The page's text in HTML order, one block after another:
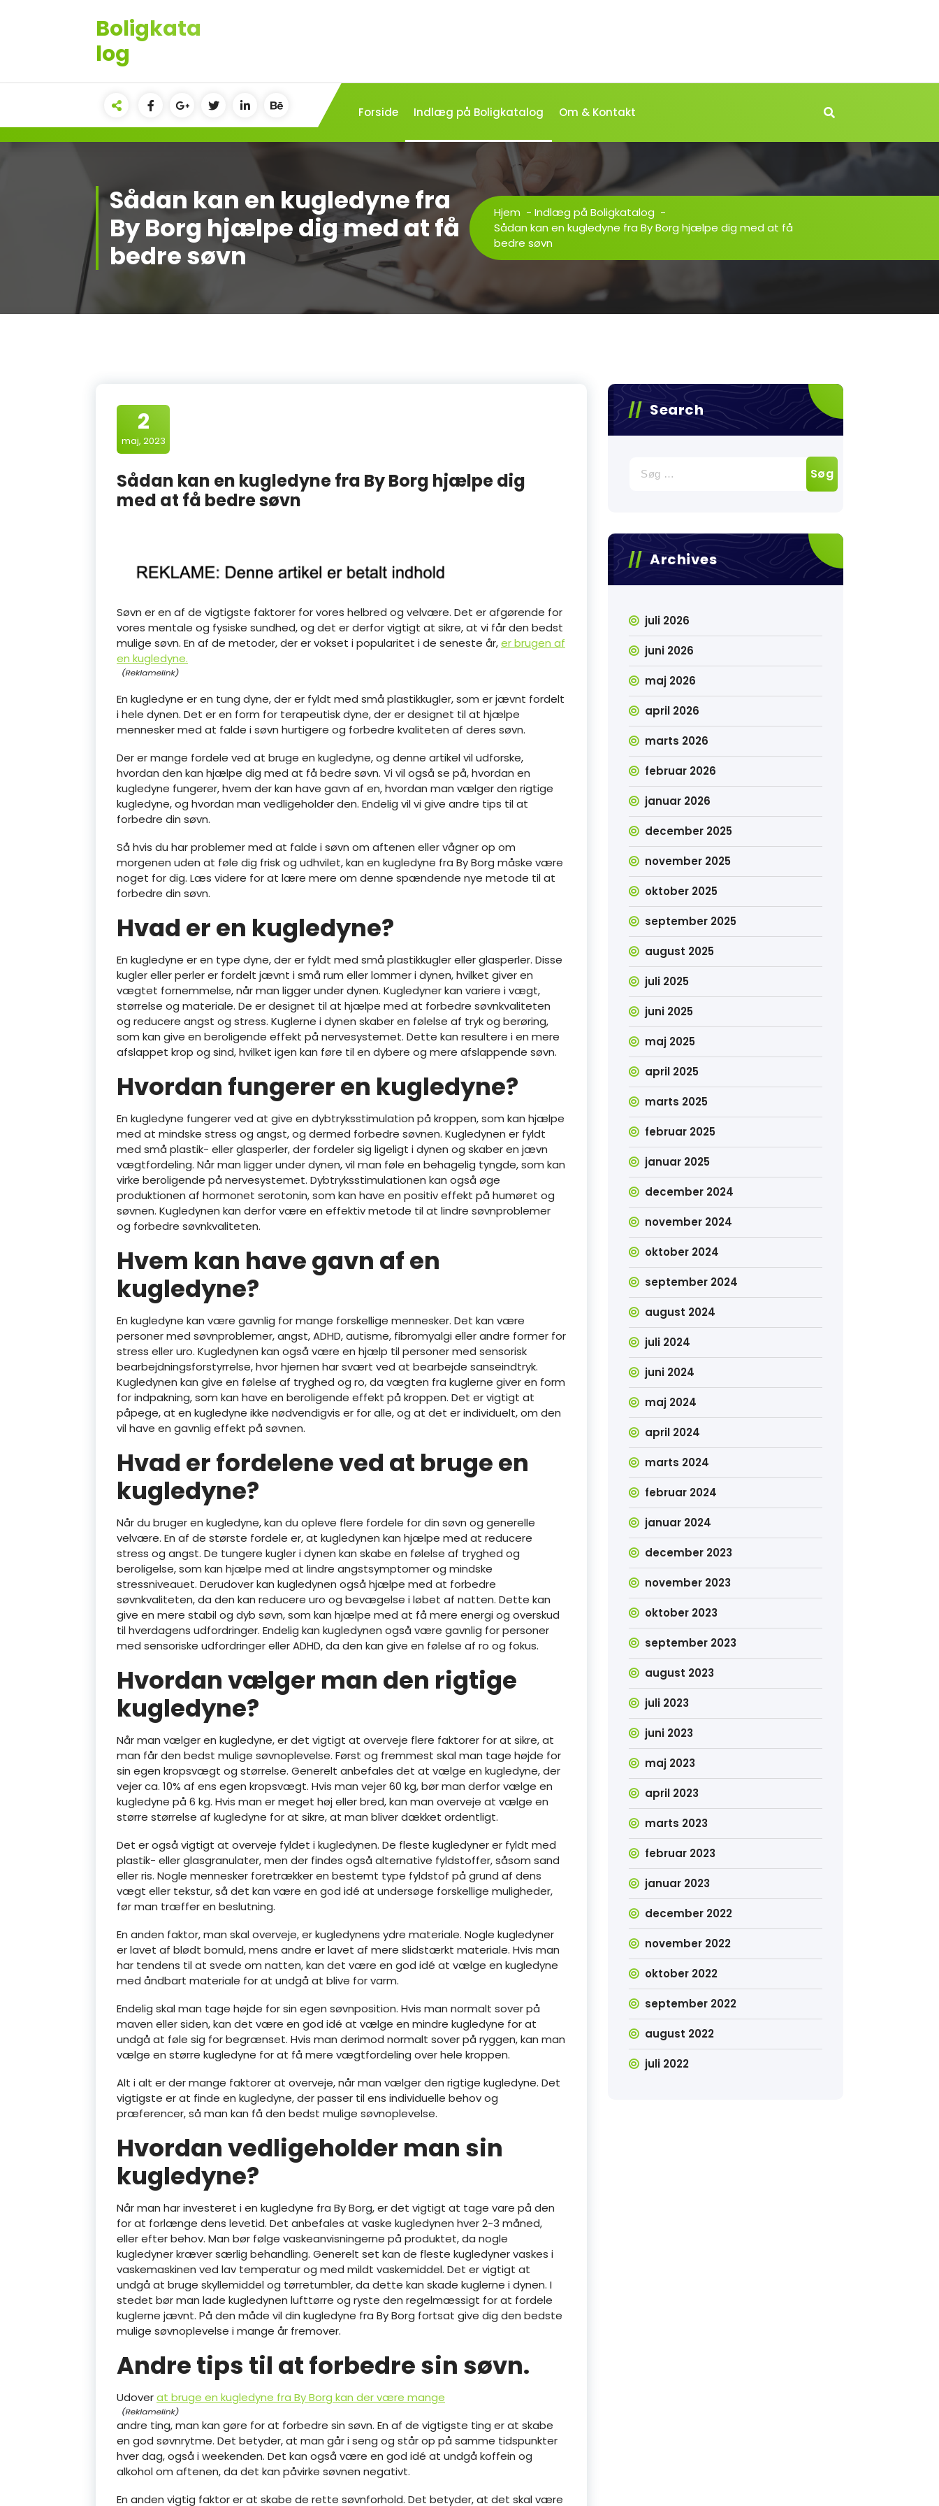
Boligkata
log
Forside Indlæg på Boligkatalog Om & Kontakt
Sådan kan en kugledyne fra
By Borg hjælpe dig med at få
bedre søvn
Hjem - Indlæg på Boligkatalog -
Sådan kan en kugledyne fra By Borg hjælpe dig med at få
bedre søvn
2
maj, 2023
Sådan kan en kugledyne fra By Borg hjælpe dig
med at få bedre søvn
Søvn er en af ​​de vigtigste faktorer for vores helbred og velvære. Det er afgørende for
vores mentale og fysiske sundhed, og det er derfor vigtigt at sikre, at vi får den bedst
mulige søvn. En af de metoder, der er vokset i popularitet i de seneste år,er brugen af
en kugledyne.
En kugledyne er en tung dyne, der er fyldt med små plastikkugler, som er jævnt fordelt
i hele dynen. Det er en form for terapeutisk dyne, der er designet til at hjælpe
mennesker med at falde i søvn hurtigere og forbedre kvaliteten af deres søvn.
Der er mange fordele ved at bruge en kugledyne, og denne artikel vil udforske,
hvordan den kan hjælpe dig med at få bedre søvn. Vi vil også se på, hvordan en
kugledyne fungerer, hvem der kan have gavn af en, hvordan man vælger den rigtige
kugledyne, og hvordan man vedligeholder den. Endelig vil vi give andre tips til at
forbedre din søvn.
Så hvis du har problemer med at falde i søvn om aftenen eller vågner op om
morgenen uden at føle dig frisk og udhvilet, kan en kugledyne fra By Borg måske være
noget for dig. Læs videre for at lære mere om denne spændende nye metode til at
forbedre din søvn.
Hvad er en kugledyne?
En kugledyne er en type dyne, der er fyldt med små plastikkugler eller glasperler. Disse
kugler eller perler er fordelt jævnt i små rum eller lommer i dynen, hvilket giver en
vægtet fornemmelse, når man ligger under dynen. Kugledyner kan variere i vægt,
størrelse og materiale. De er designet til at hjælpe med at forbedre søvnkvaliteten
og reducere angst og stress. Kuglerne i dynen skaber en følelse af tryk og berøring,
som kan give en beroligende effekt på nervesystemet. Dette kan resultere i en mere
afslappet krop og sind, hvilket igen kan føre til en dybere og mere afslappende søvn.
Hvordan fungerer en kugledyne?
En kugledyne fungerer ved at give en dybtryksstimulation på kroppen, som kan hjælpe
med at mindske stress og angst, og dermed forbedre søvnen. Kugledynen er fyldt
med små plastik- eller glasperler, der fordeler sig ligeligt i dynen og skaber en jævn
vægtfordeling. Når man ligger under dynen, vil man føle en behagelig tyngde, som kan
virke beroligende på nervesystemet. Dybtryksstimulationen kan også øge
produktionen af hormonet serotonin, som kan have en positiv effekt på humøret og
søvnen. Kugledynen kan derfor være en effektiv metode til at lindre søvnproblemer
og forbedre søvnkvaliteten.
Hvem kan have gavn af en
kugledyne?
En kugledyne kan være gavnlig for mange forskellige mennesker. Det kan være
personer med søvnproblemer, angst, ADHD, autisme, fibromyalgi eller andre former for
stress eller uro. Kugledynen kan også være en hjælp til personer med sensorisk
bearbejdningsforstyrrelse, hvor hjernen har svært ved at bearbejde sanseindtryk.
Kugledynen kan give en følelse af tryghed og ro, da vægten fra kuglerne giver en form
for indpakning, som kan have en beroligende effekt på kroppen. Det er vigtigt at
påpege, at en kugledyne ikke nødvendigvis er for alle, og at det er individuelt, om den
vil have en gavnlig effekt på søvnen.
Hvad er fordelene ved at bruge en
kugledyne?
Når du bruger en kugledyne, kan du opleve flere fordele for din søvn og generelle
velvære. En af de største fordele er, at kugledynen kan hjælpe med at reducere
stress og angst. De tungere kugler i dynen kan skabe en følelse af tryghed og
beroligelse, som kan hjælpe med at lindre angstsymptomer og mindske
stressniveauet. Derudover kan kugledynen også hjælpe med at forbedre
søvnkvaliteten, da den kan reducere uro og bevægelse i løbet af natten. Dette kan
give en mere stabil og dyb søvn, som kan hjælpe med at få mere energi og overskud
til hverdagens udfordringer. Endelig kan kugledynen også være gavnlig for personer
med sensoriske udfordringer eller ADHD, da den kan give en følelse af ro og fokus.
Hvordan vælger man den rigtige
kugledyne?
Når man vælger en kugledyne, er det vigtigt at overveje flere faktorer for at sikre, at
man får den bedst mulige søvnoplevelse. Først og fremmest skal man tage højde for
sin egen kropsvægt og størrelse. Generelt anbefales det at vælge en kugledyne, der
vejer ca. 10% af ens egen kropsvægt. Hvis man vejer 60 kg, bør man derfor vælge en
kugledyne på 6 kg. Hvis man er meget høj eller bred, kan man overveje at vælge en
større størrelse af kugledyne for at sikre, at man bliver dækket ordentligt.
Det er også vigtigt at overveje fyldet i kugledynen. De fleste kugledyner er fyldt med
plastik- eller glasgranulater, men der findes også alternative fyldstoffer, såsom sand
eller ris. Nogle mennesker foretrækker en bestemt type fyldstof på grund af dens
vægt eller tekstur, så det kan være en god idé at undersøge forskellige muligheder,
før man træffer en beslutning.
En anden faktor, man skal overveje, er kugledynens ydre materiale. Nogle kugledyner
er lavet af blødt bomuld, mens andre er lavet af mere slidstærkt materiale. Hvis man
har tendens til at svede om natten, kan det være en god idé at vælge en kugledyne
med åndbart materiale for at undgå at blive for varm.
Endelig skal man tage højde for sin egen søvnposition. Hvis man normalt sover på
maven eller siden, kan det være en god idé at vælge en mindre kugledyne for at
undgå at føle sig for begrænset. Hvis man derimod normalt sover på ryggen, kan man
vælge en større kugledyne for at få mere vægtfordeling over hele kroppen.
Alt i alt er der mange faktorer at overveje, når man vælger den rigtige kugledyne. Det
vigtigste er at finde en kugledyne, der passer til ens individuelle behov og
præferencer, så man kan få den bedst mulige søvnoplevelse.
Hvordan vedligeholder man sin
kugledyne?
Når man har investeret i en kugledyne fra By Borg, er det vigtigt at tage vare på den
for at forlænge dens levetid. Det anbefales at vaske kugledynen hver 2-3 måned,
eller efter behov. Man bør følge vaskeanvisningerne på produktet, da nogle
kugledyner kræver særlig behandling. Generelt set kan de fleste kugledyner vaskes i
vaskemaskinen ved lav temperatur og med mildt vaskemiddel. Det er vigtigt at
undgå at bruge skyllemiddel og tørretumbler, da dette kan skade kuglerne i dynen. I
stedet bør man lade kugledynen lufttørre og ryste den regelmæssigt for at fordele
kuglerne jævnt. På den måde vil din kugledyne fra By Borg fortsat give dig den bedste
mulige søvnoplevelse i mange år fremover.
Andre tips til at forbedre sin søvn.
Udoverat bruge en kugledyne fra By Borg kan der være mange
andre ting, man kan gøre for at forbedre sin søvn. En af de vigtigste ting er at skabe
en god søvnrytme. Det betyder, at man går i seng og står op på samme tidspunkter
hver dag, også i weekenden. Det kan også være en god idé at undgå koffein og
alkohol om aftenen, da det kan påvirke søvnen negativt.
En anden vigtig faktor er at skabe de rette søvnforhold. Det betyder, at det skal være
Search
efter:
Archives
juli 2026
juni 2026
maj 2026
april 2026
marts 2026
februar 2026
januar 2026
december 2025
november 2025
oktober 2025
september 2025
august 2025
juli 2025
juni 2025
maj 2025
april 2025
marts 2025
februar 2025
januar 2025
december 2024
november 2024
oktober 2024
september 2024
august 2024
juli 2024
juni 2024
maj 2024
april 2024
marts 2024
februar 2024
januar 2024
december 2023
november 2023
oktober 2023
september 2023
august 2023
juli 2023
juni 2023
maj 2023
april 2023
marts 2023
februar 2023
januar 2023
december 2022
november 2022
oktober 2022
september 2022
august 2022
juli 2022